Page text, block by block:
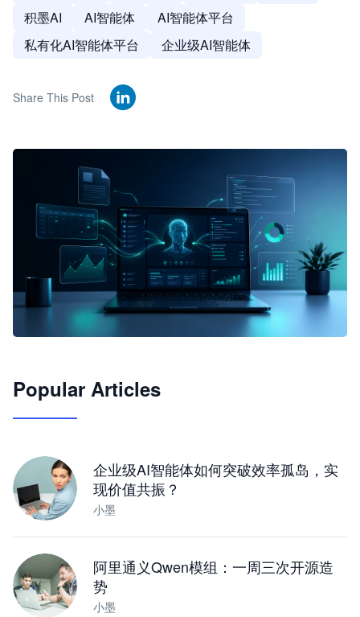
积墨AI
AI智能体
AI智能体平台
私有化AI智能体平台
企业级AI智能体
Share This Post
JimoClaw 桌面 AI Agent 工作台
Popular Articles
企业级AI智能体如何突破效率孤岛，实
现价值共振？
小墨
阿里通义Qwen模组：一周三次开源造
势
小墨